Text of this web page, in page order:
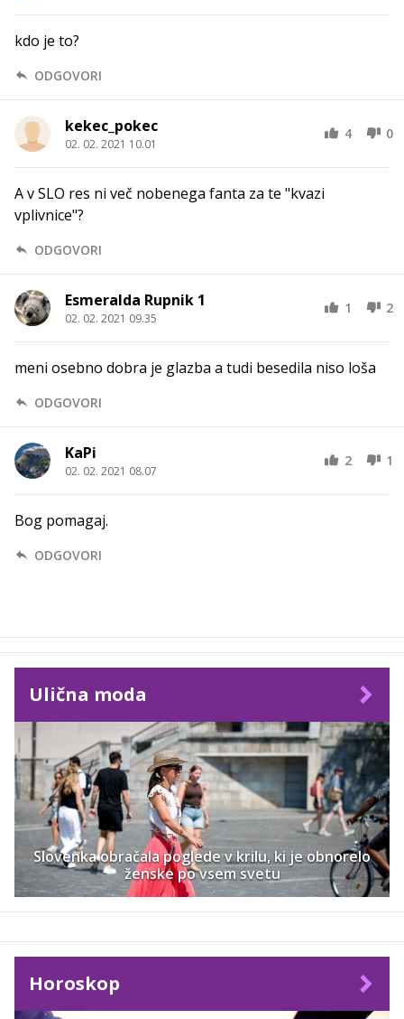
kdo je to?
ODGOVORI
kekec_pokec
02. 02. 2021 10.01
4 0
A v SLO res ni več nobenega fanta za te "kvazi
vplivnice"?
ODGOVORI
Esmeralda Rupnik 1
02. 02. 2021 09.35
1 2
meni osebno dobra je glazba a tudi besedila niso loša
ODGOVORI
KaPi
02. 02. 2021 08.07
2 1
Bog pomagaj.
ODGOVORI
Ulična moda
Slovenka obračala poglede v krilu, ki je obnorelo
ženske po vsem svetu
Horoskop